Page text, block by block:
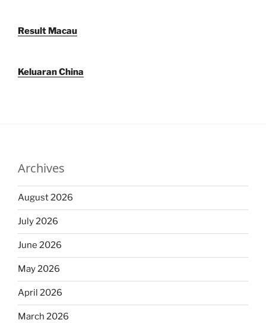
Result Macau
Keluaran China
Archives
August 2026
July 2026
June 2026
May 2026
April 2026
March 2026